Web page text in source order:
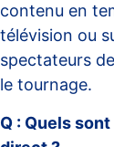
contenu en
télévision ou
spectateurs
le tournage.
Q : Quels